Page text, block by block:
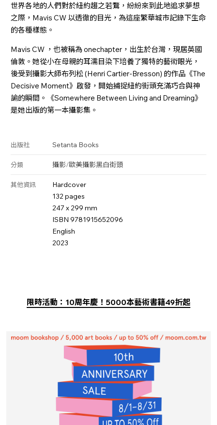
世界各地的人們對於紐約趨之若鶩，紛紛來到此地追求夢想
之際，Mavis CW 以透徹的目光，為這座繁華城市記錄下生命
的各種樣態。
Mavis CW ，也被稱為 onechapter，出生於台灣，現居英國
倫敦。她從小在母親的耳濡目染下培養了獨特的藝術眼光，
後受到攝影大師布列松 (Henri Cartier-Bresson) 的作品《The
Decisive Moment》啟發，開始捕捉紐約街頭充滿巧合與神
諭的瞬間。《Somewhere Between Living and Dreaming》
是她出版的第一本攝影集。
出版社 Setanta Books
分類 攝影/歐美攝影黑白街頭
其他資訊
Hardcover
132 pages
247 x 299 mm
ISBN 9781915652096
English
2023
限時活動：10周年慶！5000本藝術書籍49折起